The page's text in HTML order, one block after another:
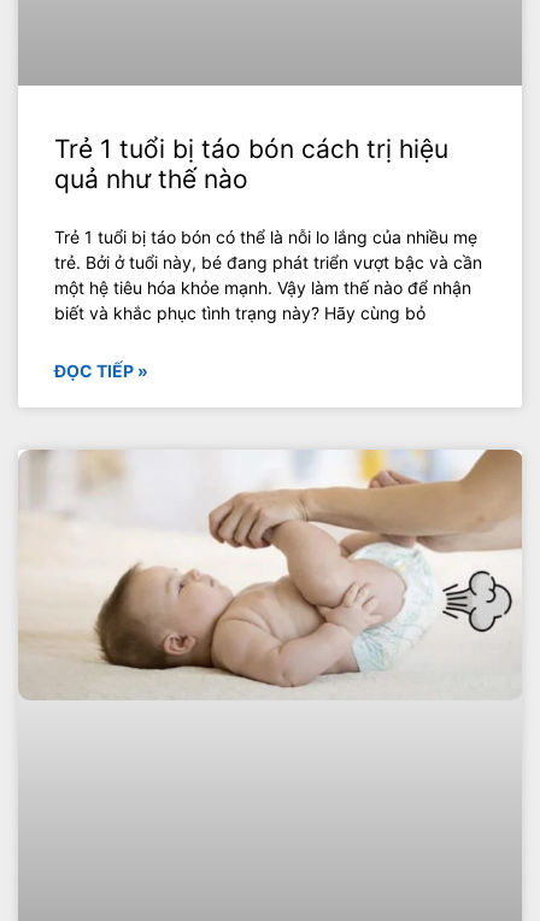
Trẻ 1 tuổi bị táo bón cách trị hiệu
quả như thế nào
Trẻ 1 tuổi bị táo bón có thể là nỗi lo lắng của nhiều mẹ
trẻ. Bởi ở tuổi này, bé đang phát triển vượt bậc và cần
một hệ tiêu hóa khỏe mạnh. Vậy làm thế nào để nhận
biết và khắc phục tình trạng này? Hãy cùng bỏ
ĐỌC TIẾP »